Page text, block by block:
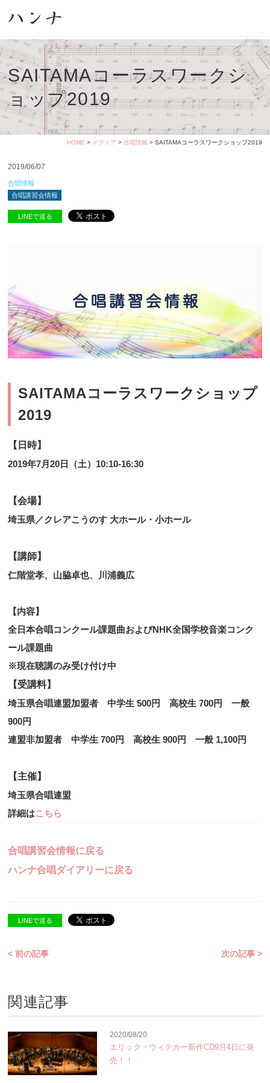
SAITAMAコーラスワークシ
ョップ2019
HOME > メディア > 合唱情報 > SAITAMAコーラスワークショップ2019
2019/06/07
合唱情報
合唱講習会情報
LINEで送る
SAITAMAコーラスワークショップ
2019
【日時】
2019年7月20日（土）10:10-16:30
【会場】
埼玉県／クレアこうのす 大ホール・小ホール
【講師】
仁階堂孝、山脇卓也、川浦義広
【内容】
全日本合唱コンクール課題曲およびNHK全国学校音楽コンク
ール課題曲
※現在聴講のみ受け付け中
【受講料】
埼玉県合唱連盟加盟者 中学生 500円 高校生 700円 一般
900円
連盟非加盟者 中学生 700円 高校生 900円 一般 1,100円
【主催】
埼玉県合唱連盟
詳細はこちら
合唱講習会情報に戻る
ハンナ合唱ダイアリーに戻る
LINEで送る
< 前の記事 次の記事 >
関連記事
2020/08/20
エリック・ウィテカー新作CD9月4日に発
売！！